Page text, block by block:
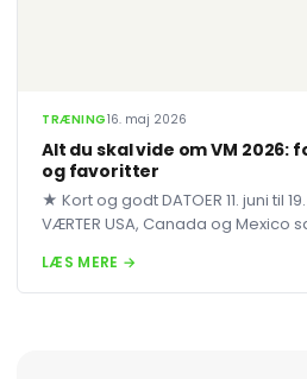
TRÆNING16. maj 2026
Alt du skal vide om VM
og favoritter
★ Kort og godt DATOER 11. juni til
VÆRTER USA, Canada og Mexico
LÆS MERE →